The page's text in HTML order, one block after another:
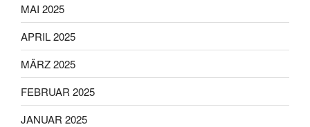
MAI 2025
APRIL 2025
MÄRZ 2025
FEBRUAR 2025
JANUAR 2025